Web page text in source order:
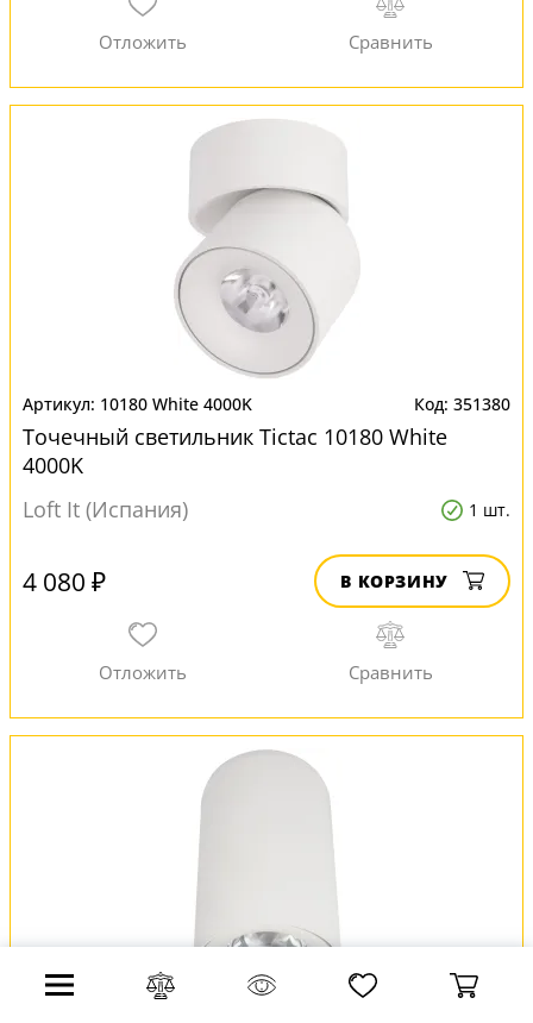
10180 White 4000K 351380
Точечный светильник Tictac 10180 White
4000K
Loft It (Испания)
1 шт.
4 080 ₽ В КОРЗИНУ